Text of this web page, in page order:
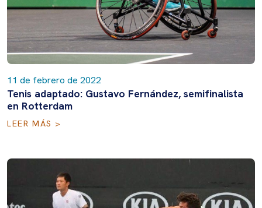
11 de febrero de 2022
Tenis adaptado: Gustavo Fernández, semifinalista
en Rotterdam
LEER MÁS >